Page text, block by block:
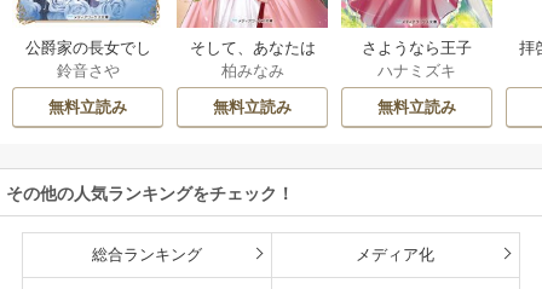
公爵家の長女でし
た
鈴音さや
無料立読み
そして、あなたは
私を捨てる
柏みなみ
無料立読み
さようなら王子
様、どうか私のこ
とは忘れてくださ
い
ハナミズキ
無料立読み
拝
その他の人気ランキングをチェック！
総合ランキング メディア化